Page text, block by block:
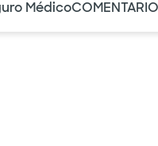
Médico